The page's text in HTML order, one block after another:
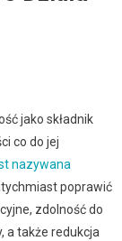
jako składnik
co do jej
nazywana
poprawić
zdolność do
a także redukcja